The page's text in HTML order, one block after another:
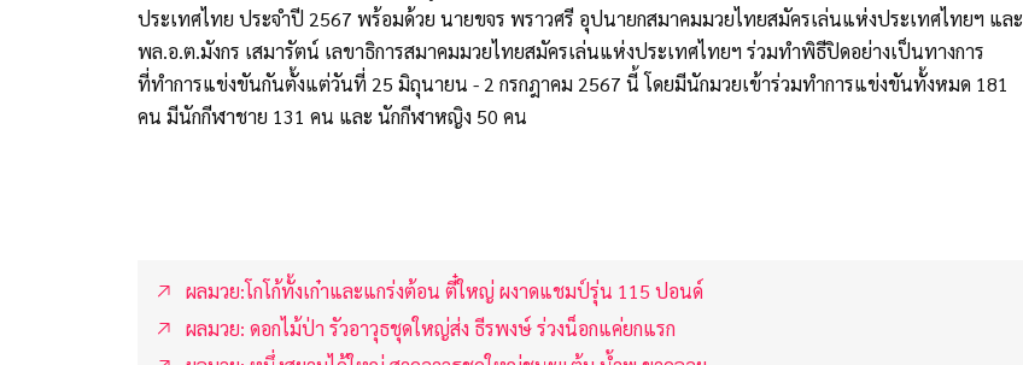
ประเทศไทย ประจำปี 2567 พร้อมด้วย นายขจร พราวศรี อุปนายกสมาคมมวยไทยสมัครเล่นแห่งประเทศไทยฯ และ
พล.อ.ต.มังกร เสมารัตน์ เลขาธิการสมาคมมวยไทยสมัครเล่นแห่งประเทศไทยฯ ร่วมทำพิธีปิดอย่างเป็นทางการ
ที่ทำการแข่งขันกันตั้งแต่วันที่ 25 มิถุนายน - 2 กรกฎาคม 2567 นี้ โดยมีนักมวยเข้าร่วมทำการแข่งขันทั้งหมด 181
คน มีนักกีฬาชาย 131 คน และ นักกีฬาหญิง 50 คน
ผลมวย:โกโก้ทั้งเก๋าและแกร่งต้อน ตี๋ใหญ่ ผงาดแชมป์รุ่น 115 ปอนด์
ผลมวย: ดอกไม้ป่า รัวอาวุธชุดใหญ่ส่ง ธีรพงษ์ ร่วงน็อกแค่ยกแรก